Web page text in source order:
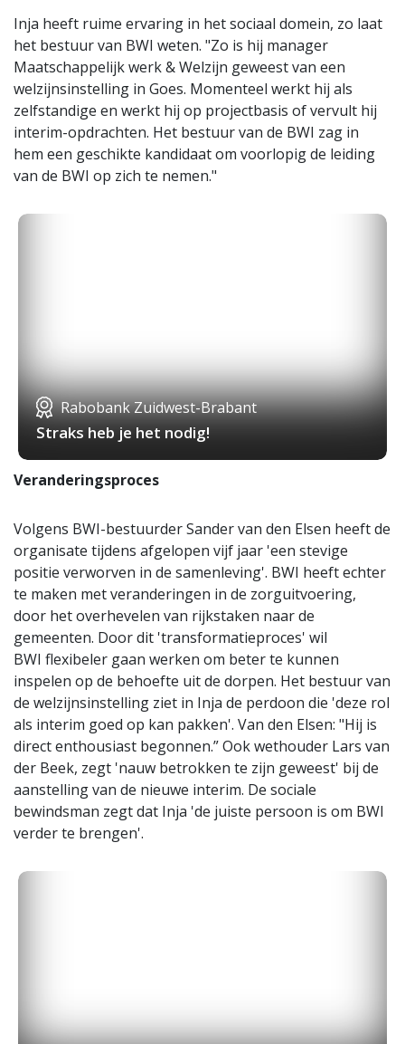
Inja heeft ruime ervaring in het sociaal domein, zo laat
het bestuur van BWI weten. "Zo is hij manager
Maatschappelijk werk & Welzijn geweest van een
welzijnsinstelling in Goes. Momenteel werkt hij als
zelfstandige en werkt hij op projectbasis of vervult hij
interim-opdrachten. Het bestuur van de BWI zag in
hem een geschikte kandidaat om voorlopig de leiding
van de BWI op zich te nemen."
Rabobank Zuidwest-Brabant
Straks heb je het nodig!
Veranderingsproces
Volgens BWI-bestuurder Sander van den Elsen heeft de
organisate tijdens afgelopen vijf jaar 'een stevige
positie verworven in de samenleving'. BWI heeft echter
te maken met veranderingen in de zorguitvoering,
door het overhevelen van rijkstaken naar de
gemeenten. Door dit 'transformatieproces' wil
BWI flexibeler gaan werken om beter te kunnen
inspelen op de behoefte uit de dorpen. Het bestuur van
de welzijnsinstelling ziet in Inja de perdoon die 'deze rol
als interim goed op kan pakken'. Van den Elsen: "Hij is
direct enthousiast begonnen.” Ook wethouder Lars van
der Beek, zegt 'nauw betrokken te zijn geweest' bij de
aanstelling van de nieuwe interim. De sociale
bewindsman zegt dat Inja 'de juiste persoon is om BWI
verder te brengen'.